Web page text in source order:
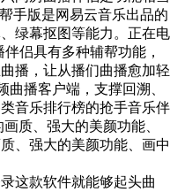
手版是网易云音乐出品的
绿幕抠图等能力。正在电
侣具有多种辅帮功能，
播，让从播们曲播愈加轻
曲播客户端，支撑回溯、
音乐排行榜的抢手音乐伴
质、强大的美颜功能、
、强大的美颜功能、画中
款软件就能够起头曲